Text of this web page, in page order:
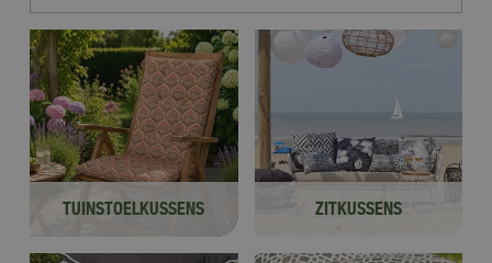
TUINSTOELKUSSENS ZITKUSSENS